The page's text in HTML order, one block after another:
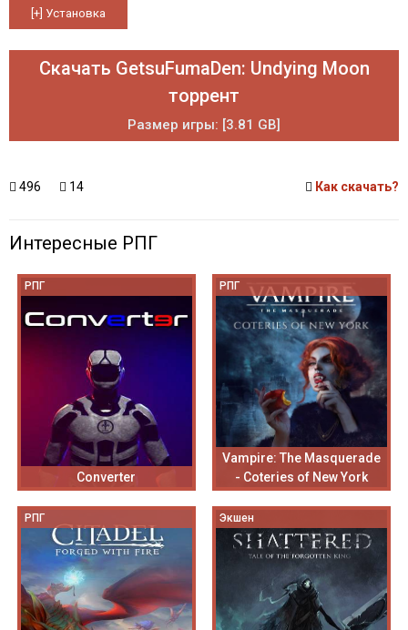
Скачать GetsuFumaDen: Undying Moon
торрент
Размер игры: [3.81 GB]
496 14 Как скачать?
Интересные РПГ
РПГ
Converter
РПГ
Vampire: The Masquerade
- Coteries of New York
РПГ Экшен